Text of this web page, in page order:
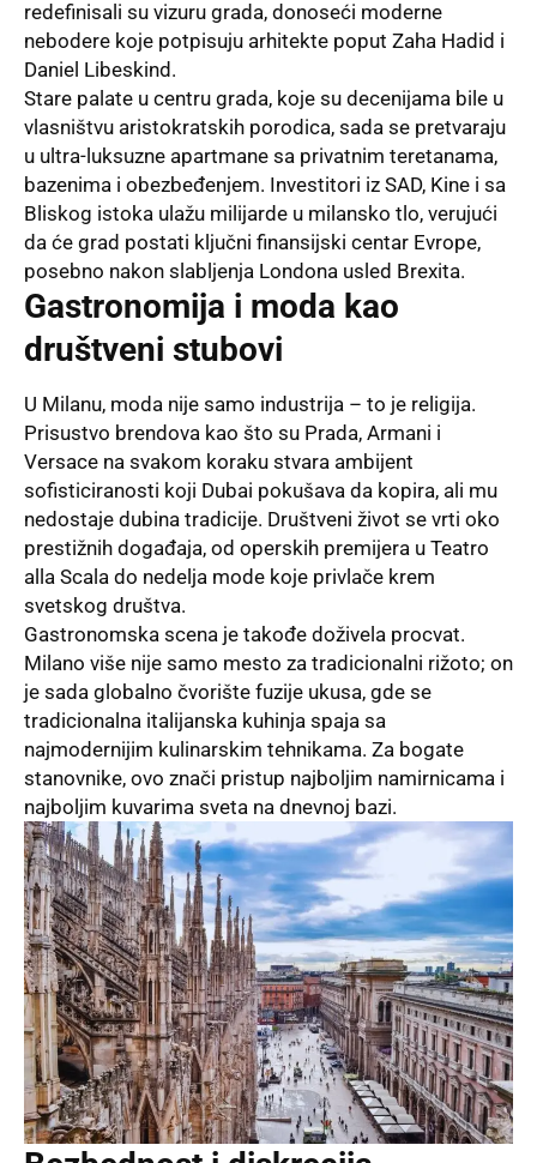
redefinisali su vizuru grada, donoseći moderne
nebodere koje potpisuju arhitekte poput Zaha Hadid i
Daniel Libeskind.
Stare palate u centru grada, koje su decenijama bile u
vlasništvu aristokratskih porodica, sada se pretvaraju
u ultra-luksuzne apartmane sa privatnim teretanama,
bazenima i obezbeđenjem. Investitori iz SAD, Kine i sa
Bliskog istoka ulažu milijarde u milansko tlo, verujući
da će grad postati ključni finansijski centar Evrope,
posebno nakon slabljenja Londona usled Brexita.
Gastronomija i moda kao
društveni stubovi
U Milanu, moda nije samo industrija – to je religija.
Prisustvo brendova kao što su Prada, Armani i
Versace na svakom koraku stvara ambijent
sofisticiranosti koji Dubai pokušava da kopira, ali mu
nedostaje dubina tradicije. Društveni život se vrti oko
prestižnih događaja, od operskih premijera u Teatro
alla Scala do nedelja mode koje privlače krem
svetskog društva.
Gastronomska scena je takođe doživela procvat.
Milano više nije samo mesto za tradicionalni rižoto; on
je sada globalno čvorište fuzije ukusa, gde se
tradicionalna italijanska kuhinja spaja sa
najmodernijim kulinarskim tehnikama. Za bogate
stanovnike, ovo znači pristup najboljim namirnicama i
najboljim kuvarima sveta na dnevnoj bazi.